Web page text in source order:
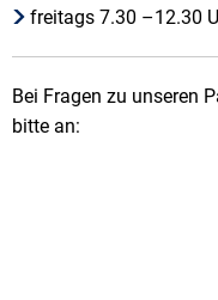
freitags 7.30 –12.30
Bei Fragen zu unseren
bitte an: